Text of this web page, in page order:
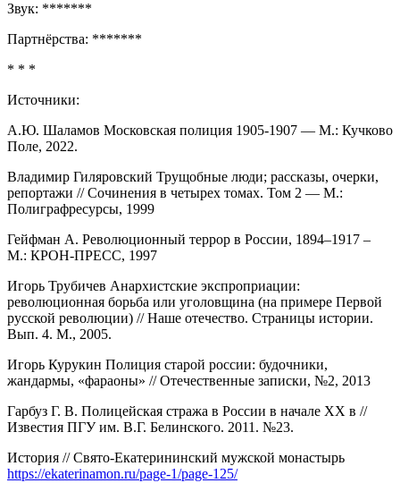
Звук: *******
Партнёрства: *******
* * *
Источники:
А.Ю. Шаламов Московская полиция 1905-1907 — М.: Кучково
Поле, 2022.
Владимир Гиляровский Трущобные люди; рассказы, очерки,
репортажи // Сочинения в четырех томах. Том 2 — М.:
Полиграфресурсы, 1999
Гейфман А. Революционный террор в России, 1894–1917 –
М.: КРОН-ПРЕСС, 1997
Игорь Трубичев Анархистские экспроприации:
революционная борьба или уголовщина (на примере Первой
русской революции) // Наше отечество. Страницы истории.
Вып. 4. М., 2005.
Игорь Курукин Полиция старой россии: будочники,
жандармы, «фараоны» // Отечественные записки, №2, 2013
Гарбуз Г. В. Полицейская стража в России в начале ХХ в //
Известия ПГУ им. В.Г. Белинского. 2011. №23.
История // Свято-Екатерининский мужской монастырь
https://ekaterinamon.ru/page-1/page-125/